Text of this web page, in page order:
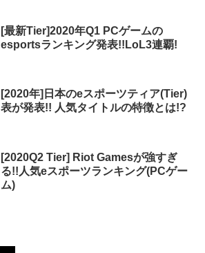
[最新Tier]2020年Q1 PCゲームの
esportsランキング発表!!LoL3連覇!
[2020年]日本のeスポーツティア(Tier)
表が発表!! 人気タイトルの特徴とは!?
[2020Q2 Tier] Riot Gamesが強すぎ
る!!人気eスポーツランキング(PCゲー
ム)